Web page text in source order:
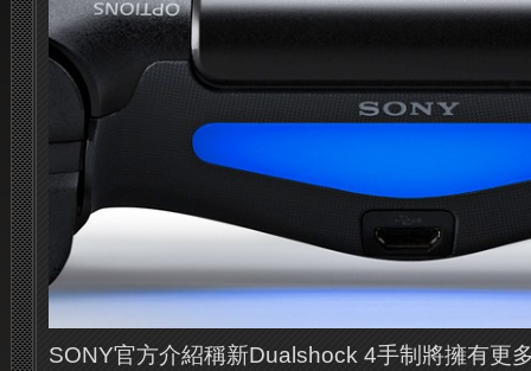
SONY官方介紹稱新Dualshock 4手制將擁有更